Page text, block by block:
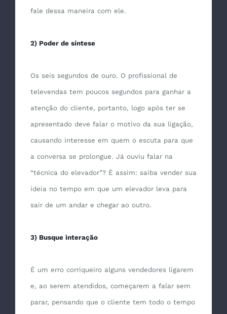
fale dessa maneira com ele.
2) Poder de síntese
Os seis segundos de ouro. O profissional de
televendas tem poucos segundos para ganhar a
atenção do cliente, portanto, logo após ter se
apresentado deve falar o motivo da sua ligação,
causando interesse em quem o escuta para que
a conversa se prolongue. Já ouviu falar na
“técnica do elevador”? É assim: saiba vender sua
ideia no tempo em que um elevador leva para
sair de um andar e chegar ao outro.
3) Busque interação
É um erro corriqueiro alguns vendedores ligarem
e, ao serem atendidos, começarem a falar sem
parar, pensando que o cliente tem todo o tempo